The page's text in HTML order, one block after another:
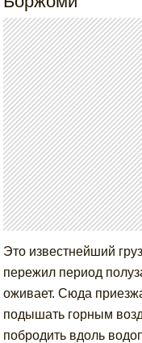
Это известнейший
пережил период
оживает. Сюда
подышать горным
побродить вдоль